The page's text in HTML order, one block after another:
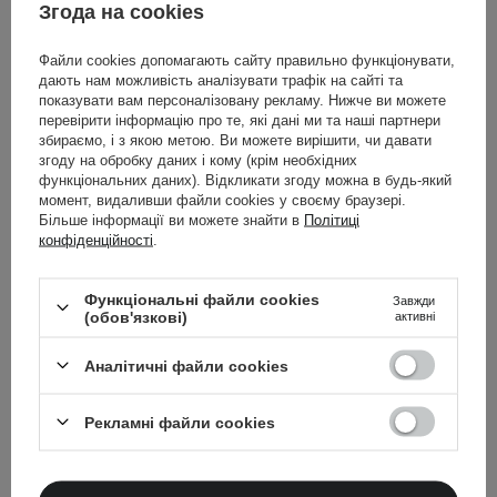
кислотами AHA,
789,00 ГРН
ДО КОШИКА
Подвійні бали
Отримай 2× більше балів лояльності, обираючи ці
Згода на cookies
Файли cookies допомагають сайту правильно функціонувати,
дають нам можливість аналізувати трафік на сайті та
показувати вам персоналізовану рекламу. Нижче ви можете
перевірити інформацію про те, які дані ми та наші партнери
збираємо, і з якою метою. Ви можете вирішити, чи давати
згоду на обробку даних і кому (крім необхідних
функціональних даних). Відкликати згоду можна в будь-який
момент, видаливши файли cookies у своєму браузері.
Більше інформації ви можете знайти в Політиці
конфіденційності
Функціональні файли cookies
(обов'язкові)
Завжди
активні
Аналітичні файли cookies
Рекламні файли cookies